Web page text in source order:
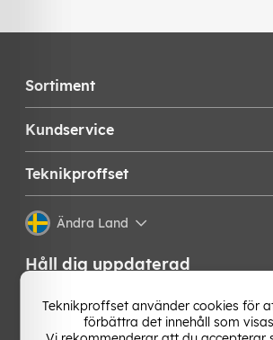
Sortiment
Kundservice
Teknikproffset
Ändra Land
Håll dig uppdaterad
Få de senaste nyheterna, hetaste
bästa tipsen från oss direkt i din
vårt nyhetsbrev!
Teknikproffset använder cookies för
förbättra det innehåll som